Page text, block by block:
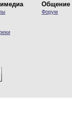
Общение
Форум